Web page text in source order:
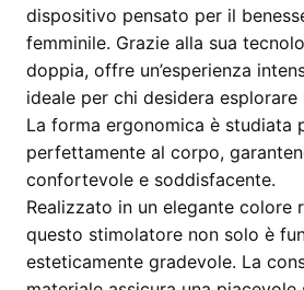
rosso
e
verde
quantità
dispositivo pensato per il
femminile. Grazie alla sua
doppia, offre un’esperienza
ideale per chi desidera esplorare
La forma ergonomica è studiata
perfettamente al corpo,
confortevole e soddisfacente.
Realizzato in un elegante colore
questo stimolatore non solo è
esteticamente gradevole. La